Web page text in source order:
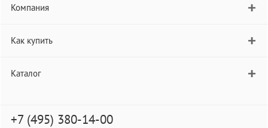
Компания
Как купить
Каталог
+7 (495) 380-14-00